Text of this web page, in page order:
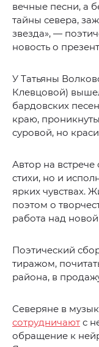
вечные песни, а
тайны севера,
звезда», —
новость о
У Татьяны
Клевцовой)
бардовских
краю,
суровой, но
Автор на встрече
стихи, но и
ярких чувствах.
поэтом о
работа над
Поэтический
тиражом,
района, в
Северяне в
сотрудничают с
обращение к